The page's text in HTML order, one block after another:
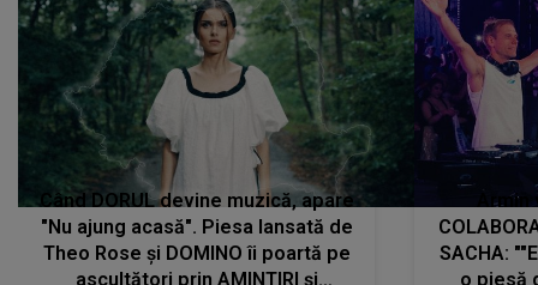
Când DORUL devine muzică, apare
"Nu ajung acasă". Piesa lansată de
Theo Rose și DOMINO îi poartă pe
ascultători prin AMINTIRI și
SACHA:
o piesă